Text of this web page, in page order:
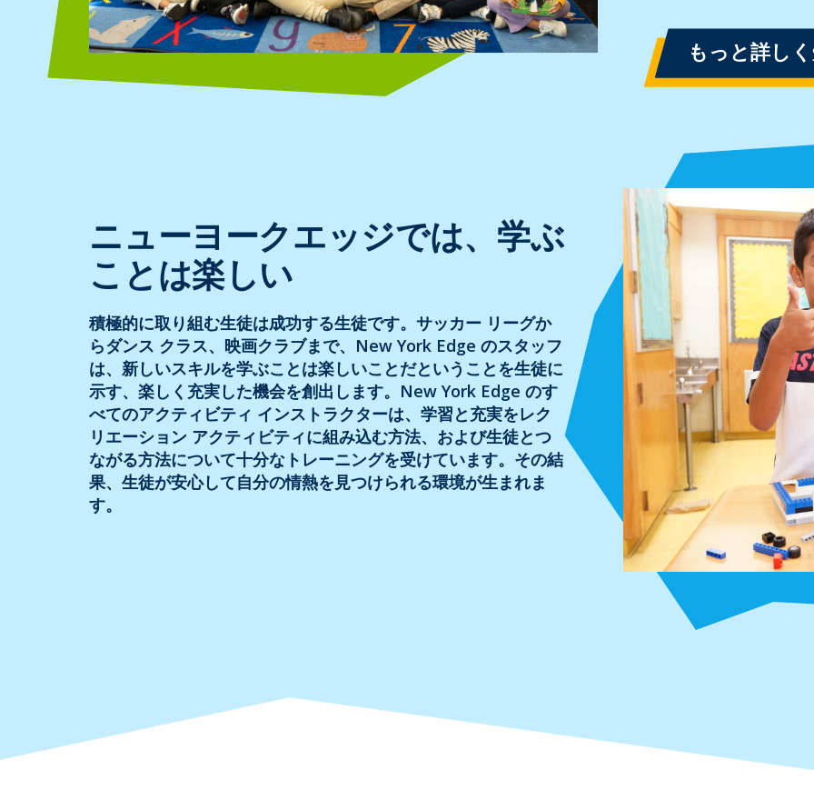
もっと詳し
ニューヨークエッジでは、学ぶ
ことは楽しい
積極的に取り組む生徒は成功する生徒です。サッカー リーグか
らダンス クラス、映画クラブまで、New York Edge のスタッフ
は、新しいスキルを学ぶことは楽しいことだということを生徒に
示す、楽しく充実した機会を創出します。New York Edge のす
べてのアクティビティ インストラクターは、学習と充実をレク
リエーション アクティビティに組み込む方法、および生徒とつ
ながる方法について十分なトレーニングを受けています。その結
果、生徒が安心して自分の情熱を見つけられる環境が生まれま
す。